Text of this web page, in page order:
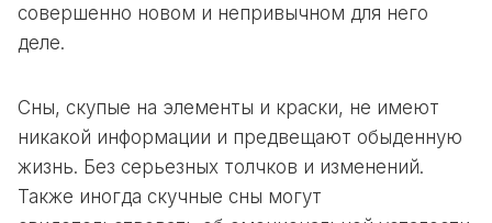
совершенно новом и непривычном для него
деле.
Сны, скупые на элементы и краски, не имеют
никакой информации и предвещают обыденную
жизнь. Без серьезных толчков и изменений.
Также иногда скучные сны могут